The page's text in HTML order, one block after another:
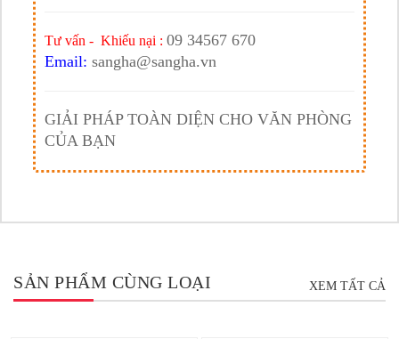
Tư vấn - Khiếu nại : 09 34567 670
Email: sangha@sangha.vn
GIẢI PHÁP TOÀN DIỆN CHO VĂN PHÒNG
CỦA BẠN
SẢN PHẨM CÙNG LOẠI XEM TẤT CẢ